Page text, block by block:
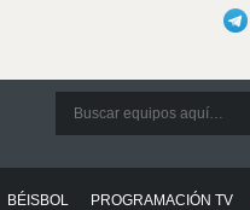
BÉISBOL PROGRAMACIÓN TV